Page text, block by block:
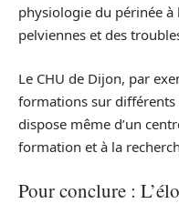
physiologie du périnée
pelviennes et des
Le CHU de Dijon, par
formations sur différents
dispose même d’un
formation et à la
Pour conclure :